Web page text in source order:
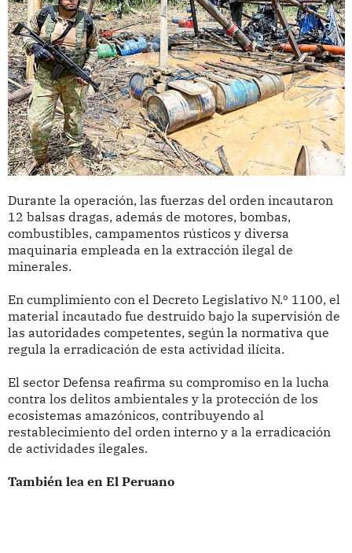
Durante la operación, las fuerzas del orden incautaron
12 balsas dragas, además de motores, bombas,
combustibles, campamentos rústicos y diversa
maquinaria empleada en la extracción ilegal de
minerales.
En cumplimiento con el Decreto Legislativo N.º 1100, el
material incautado fue destruido bajo la supervisión de
las autoridades competentes, según la normativa que
regula la erradicación de esta actividad ilícita.
El sector Defensa reafirma su compromiso en la lucha
contra los delitos ambientales y la protección de los
ecosistemas amazónicos, contribuyendo al
restablecimiento del orden interno y a la erradicación
de actividades ilegales.
También lea en El Peruano